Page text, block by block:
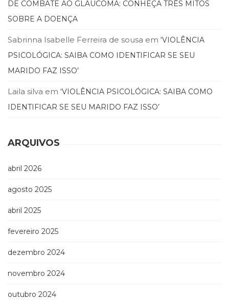
DE COMBATE AO GLAUCOMA: CONHEÇA TRÊS MITOS
SOBRE A DOENÇA
Sabrinna Isabelle Ferreira de sousa em ‘VIOLÊNCIA
PSICOLÓGICA: SAIBA COMO IDENTIFICAR SE SEU
MARIDO FAZ ISSO’
Laila silva em ‘VIOLÊNCIA PSICOLÓGICA: SAIBA COMO
IDENTIFICAR SE SEU MARIDO FAZ ISSO’
ARQUIVOS
abril 2026
agosto 2025
abril 2025
fevereiro 2025
dezembro 2024
novembro 2024
outubro 2024